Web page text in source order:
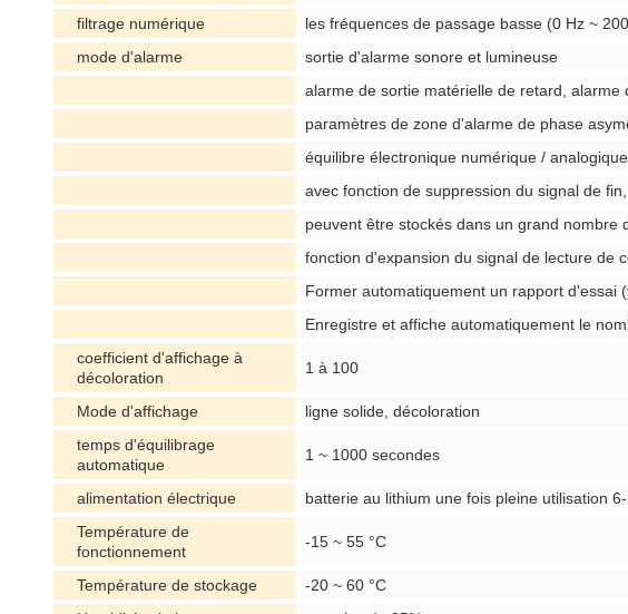
filtrage numérique
les fréquences de passage basse (0 Hz ~
mode d'alarme
sortie d'alarme sonore et lumineuse
alarme de sortie matérielle de retard,
paramètres de zone d'alarme de phase
équilibre électronique numérique /
avec fonction de suppression du signal de
peuvent être stockés dans un grand
fonction d'expansion du signal de lecture de
Former automatiquement un rapport d'essai
Enregistre et affiche automatiquement le
coefficient d'affichage à
décoloration
1 à 100
Mode d'affichage
ligne solide, décoloration
temps d'équilibrage
automatique
1 ~ 1000 secondes
alimentation électrique
batterie au lithium une fois pleine utilisation
Température de
fonctionnement
-15 ~ 55 °C
Température de stockage
-20 ~ 60 °C